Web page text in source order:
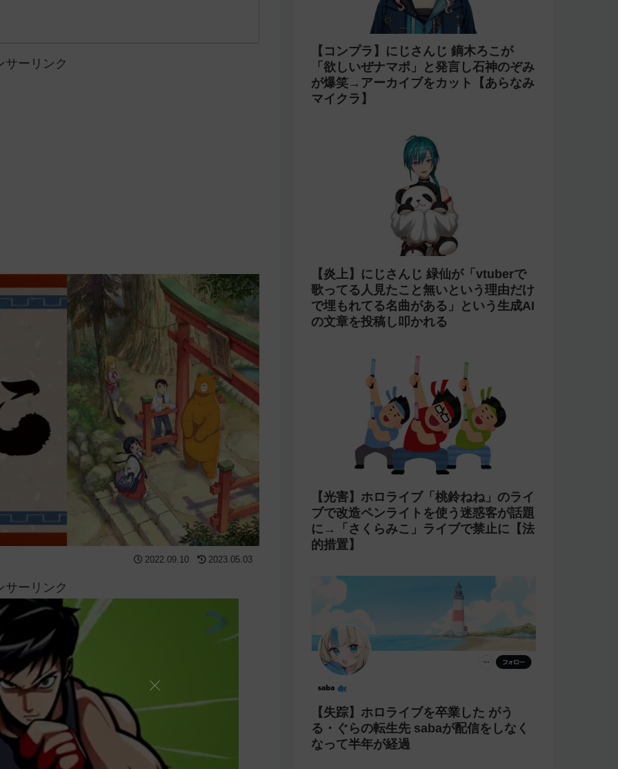
サーリンク
2022.09.10 2023.05.03
サーリンク
【コンプラ】にじさんじ 鏑木ろこが
「欲しいぜナマポ」と発言し石神のぞみ
が爆笑→アーカイブをカット【あらなみ
マイクラ】
【炎上】にじさんじ 緑仙が「vtuberで
歌ってる人見たこと無いという理由だけ
で埋もれてる名曲がある」という生成AI
の文章を投稿し叩かれる
【光害】ホロライブ「桃鈴ねね」のライ
ブで改造ペンライトを使う迷惑客が話題
に→「さくらみこ」ライブで禁止に【法
的措置】
【失踪】ホロライブを卒業した がう
る・ぐらの転生先 sabaが配信をしなく
なって半年が経過